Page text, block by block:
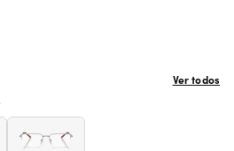
Ver todos